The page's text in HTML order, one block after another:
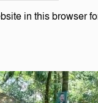
in this browser